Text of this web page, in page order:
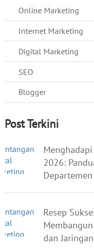
Online Marketing
Internet Marketing
Digital Marketing
SEO
Blogger
Post Terkini
2026:
Resep
dan